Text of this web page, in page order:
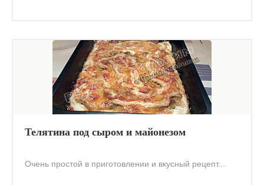
Телятина под сыром и майонезом
Очень простой в приготовлении и вкусный рецепт...